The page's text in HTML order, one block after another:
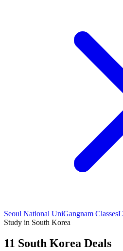
Seoul National UniGangnam Classes
Study in South Korea
11 South Korea Deals